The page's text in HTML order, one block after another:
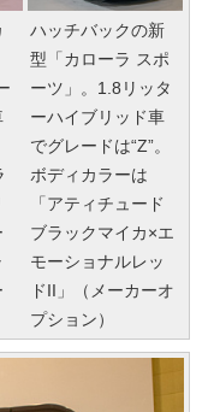
ハッチバックの新
型「カローラ スポ
ーツ」。1.8リッタ
ーハイブリッド車
でグレードは“Z”。
ボディカラーは
「アティチュード
ブラックマイカ×エ
モーショナルレッ
ドII」（メーカーオ
プション）